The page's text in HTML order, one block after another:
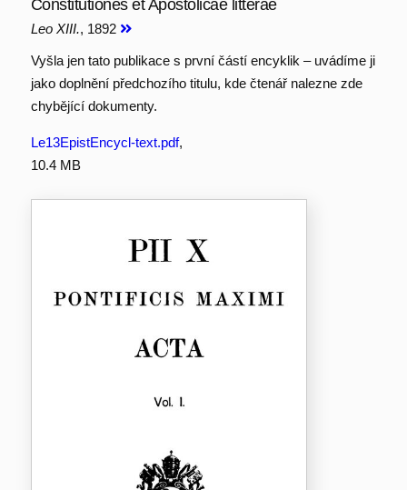
Constitutiones et Apostolicae litterae
Leo XIII., 1892
Vyšla jen tato publikace s první částí encyklik – uvádíme ji
jako doplnění předchozího titulu, kde čtenář nalezne zde
chybějící dokumenty.
Le13EpistEncycl-text.pdf,
10.4 MB